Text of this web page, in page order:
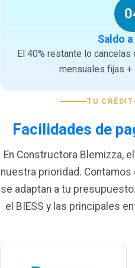
Saldo
El 40% restante lo
mensuales fijas +
TU
Facilidades de
En Constructora Blemizza,
nuestra prioridad.
se adaptan a tu
el BIESS y las principales